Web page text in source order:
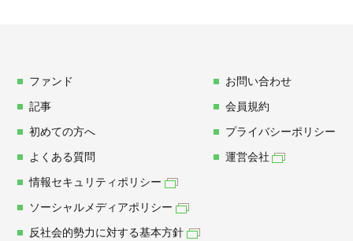
ファンド
記事
初めての方へ
よくある質問
お問い合わせ
会員規約
プライバシーポリシー
運営会社
情報セキュリティポリシー
ソーシャルメディアポリシー
反社会的勢力に対する基本方針